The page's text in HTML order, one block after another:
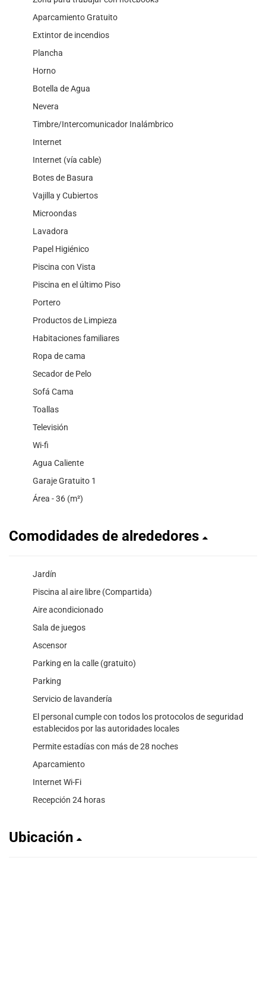
Aparcamiento Gratuito
Extintor de incendios
Plancha
Horno
Botella de Agua
Nevera
Timbre/Intercomunicador Inalámbrico
Internet
Internet (vía cable)
Botes de Basura
Vajilla y Cubiertos
Microondas
Lavadora
Papel Higiénico
Piscina con Vista
Piscina en el último Piso
Portero
Productos de Limpieza
Habitaciones familiares
Ropa de cama
Secador de Pelo
Sofá Cama
Toallas
Televisión
Wi-fi
Agua Caliente
Garaje Gratuito 1
Área - 36 (m²)
Comodidades de alrededores
Jardín
Piscina al aire libre (Compartida)
Aire acondicionado
Sala de juegos
Ascensor
Parking en la calle (gratuito)
Parking
Servicio de lavandería
El personal cumple con todos los protocolos de seguridad
establecidos por las autoridades locales
Permite estadías con más de 28 noches
Aparcamiento
Internet Wi-Fi
Recepción 24 horas
Ubicación